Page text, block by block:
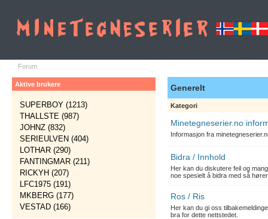
Forum
Aktive brukere
SUPERBOY (1213)
THALLSTE (987)
JOHNZ (832)
SERIEULVEN (404)
LOTHAR (290)
FANTINGMAR (211)
RICKYH (207)
LFC1975 (191)
MKBERG (177)
VESTAD (166)
Generelt
Kategori
Minetegneserier.no
Informasjon fra
Bidra / Innhold
Her kan du diskutere feil og
noe spesielt å bidra med så
Ros / Ris
Her kan du gi oss
bra for dette nettstedet.